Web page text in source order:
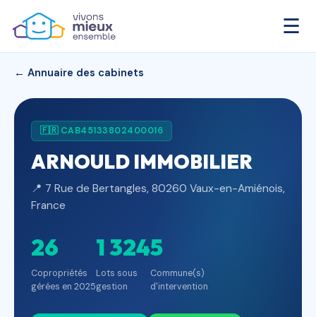
☰
← Annuaire des cabinets
🇫🇷 CAB45133802400016
ARNOULD IMMOBILIER
📍 7 Rue de Bertangles, 80260 Vaux-en-Amiénois,
France
26
Copropriétés
gérées en 2025
1 324
Lots sous
gestion
5
Commune(s)
d'intervention